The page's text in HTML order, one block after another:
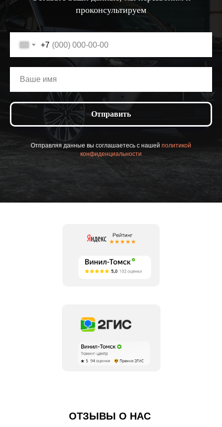
проконсультируем
+7
Отправить
Отправляя данные вы соглашаетесь с нашей политикой
конфиденциальности
ОТЗЫВЫ О НАС